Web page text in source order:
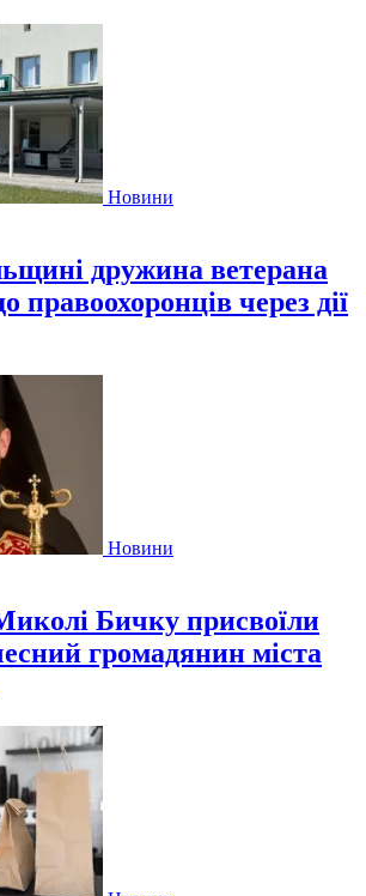
Новини
дружина ветерана
правоохоронців через дії
Новини
Бичку присвоїли
громадянин міста